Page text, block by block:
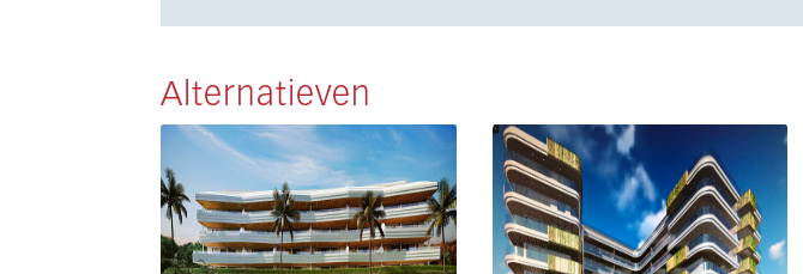
Alternatieven